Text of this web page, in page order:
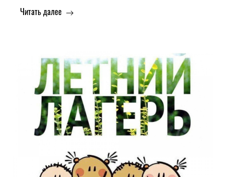
Читать далее